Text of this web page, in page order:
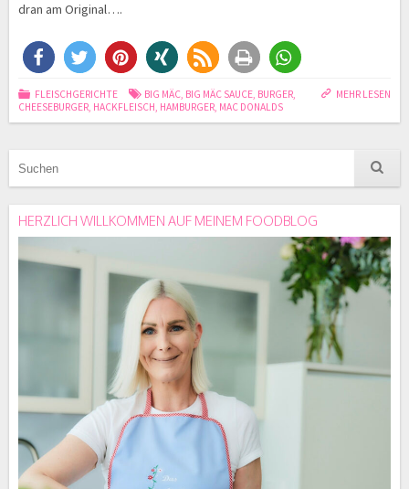
dran am Original….
MEHR LESEN
FLEISCHGERICHTE BIG MÄC, BIG MÄC SAUCE, BURGER,
CHEESEBURGER, HACKFLEISCH, HAMBURGER, MAC DONALDS
HERZLICH WILLKOMMEN AUF MEINEM FOODBLOG